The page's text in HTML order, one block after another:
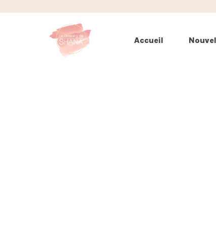
Accueil